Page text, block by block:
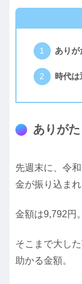
ありが
時代
ありが
先週末に、令
金が振り込まれ
金額は9,792円。
そこまで大し
助かる金額。